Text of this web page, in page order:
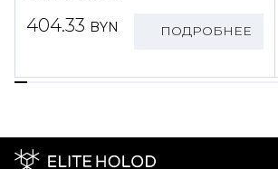
404.33 BYN ПОДРОБНЕЕ